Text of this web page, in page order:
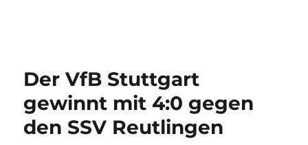
Der VfB Stuttgart
gewinnt mit 4:0 gegen
den SSV Reutlingen